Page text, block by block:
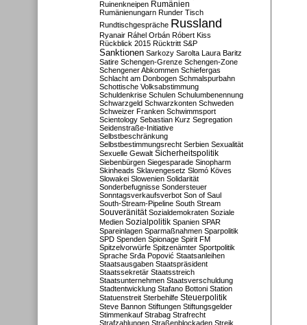
Ruinenkneipen Rumänien
Rumänienungarn Runder Tisch
Rundtischgespräche Russland
Ryanair Ráhel Orbán Róbert Kiss
Rückblick 2015 Rücktritt S&P
Sanktionen Sarkozy Sarolta Laura Baritz
Satire Schengen-Grenze Schengen-Zone
Schengener Abkommen Schiefergas
Schlacht am Donbogen Schmalspurbahn
Schottische Volksabstimmung
Schuldenkrise Schulen Schulumbenennung
Schwarzgeld Schwarzkonten Schweden
Schweizer Franken Schwimmsport
Scientology Sebastian Kurz Segregation
Seidenstraße-Initiative
Selbstbeschränkung
Selbstbestimmungsrecht Serbien Sexualität
Sexuelle Gewalt Sicherheitspolitik
Siebenbürgen Siegesparade Sinopharm
Skinheads Sklavengesetz Slomó Köves
Slowakei Slowenien Solidarität
Sonderbefugnisse Sondersteuer
Sonntagsverkaufsverbot Son of Saul
South-Stream-Pipeline South Stream
Souveränität Sozialdemokraten Soziale
Medien Sozialpolitik Spanien SPAR
Spareinlagen Sparmaßnahmen Sparpolitik
SPD Spenden Spionage Spirit FM
Spitzelvorwürfe Spitzenämter Sportpolitik
Sprache Srđa Popović Staatsanleihen
Staatsausgaben Staatspräsident
Staatssekretär Staatsstreich
Staatsunternehmen Staatsverschuldung
Stadtentwicklung Stafano Bottoni Station
Statuenstreit Sterbehilfe Steuerpolitik
Steve Bannon Stiftungen Stiftungsgelder
Stimmenkauf Strabag Strafrecht
Strafzahlungen Straßenblockaden Streik